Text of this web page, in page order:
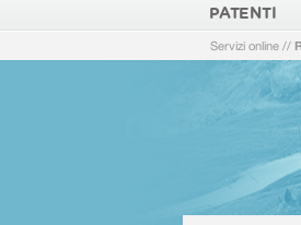
PATENTI
Servizi online //